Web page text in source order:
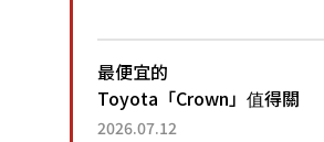
還推出467萬元日圓起的5
人座版...
最便宜的
Toyota「Crown」值得關
注！ 搭載4WD、每公升
2026.07.12